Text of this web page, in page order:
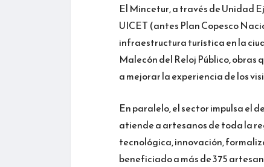
El Mincetur, a través de Unidad
UICET (antes Plan Copesco
infraestructura turística en la
Malecón del Reloj Público, obras
a mejorar la experiencia de los
En paralelo, el sector impulsa el
atiende a artesanos de toda la
tecnológica, innovación,
beneficiado a más de 375